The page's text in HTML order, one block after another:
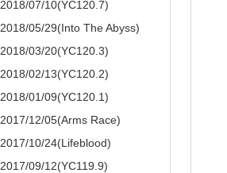
2018/07/10(YC120.7)
2018/05/29(Into The Abyss)
2018/03/20(YC120.3)
2018/02/13(YC120.2)
2018/01/09(YC120.1)
2017/12/05(Arms Race)
2017/10/24(Lifeblood)
2017/09/12(YC119.9)